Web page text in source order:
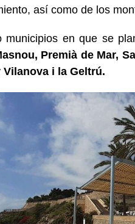
así como de los
municipios en que se
Premià de Mar,
Vilanova i la Geltrú.